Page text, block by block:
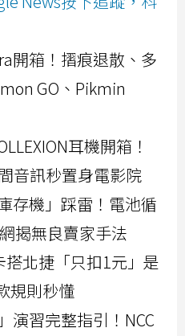
開箱！摺痕退散、多
GO、Pikmin
耳機開箱！
音訊秒置身電影院
存機」踩雷！電池循
揭無良賣家手法
搭北捷「只扣1元」是
規則秒懂
演習完整指引！NCC